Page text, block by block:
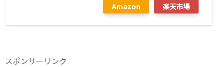
Amazon 楽天市場
スポンサーリンク